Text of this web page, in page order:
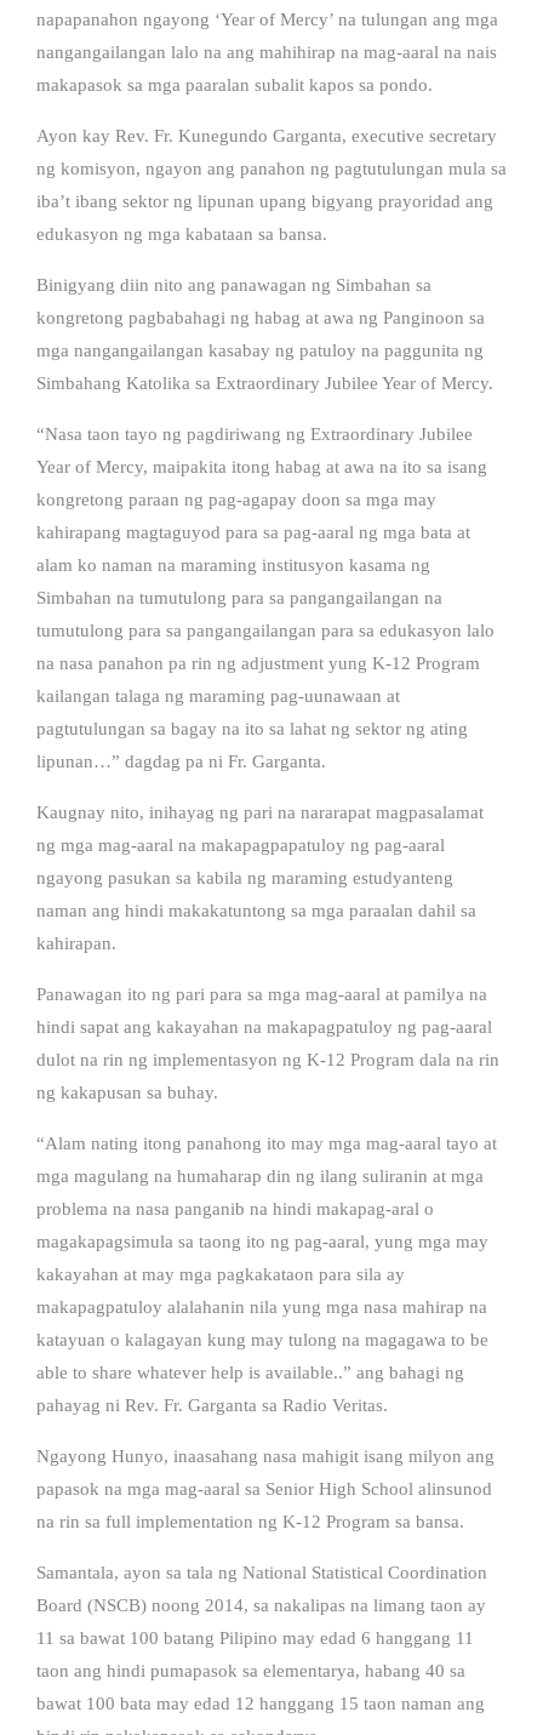
napapanahon ngayong ‘Year of Mercy’ na tulungan ang mga
nangangailangan lalo na ang mahihirap na mag-aaral na nais
makapasok sa mga paaralan subalit kapos sa pondo.
Ayon kay Rev. Fr. Kunegundo Garganta, executive secretary
ng komisyon, ngayon ang panahon ng pagtutulungan mula sa
iba’t ibang sektor ng lipunan upang bigyang prayoridad ang
edukasyon ng mga kabataan sa bansa.
Binigyang diin nito ang panawagan ng Simbahan sa
kongretong pagbabahagi ng habag at awa ng Panginoon sa
mga nangangailangan kasabay ng patuloy na paggunita ng
Simbahang Katolika sa Extraordinary Jubilee Year of Mercy.
“Nasa taon tayo ng pagdiriwang ng Extraordinary Jubilee
Year of Mercy, maipakita itong habag at awa na ito sa isang
kongretong paraan ng pag-agapay doon sa mga may
kahirapang magtaguyod para sa pag-aaral ng mga bata at
alam ko naman na maraming institusyon kasama ng
Simbahan na tumutulong para sa pangangailangan na
tumutulong para sa pangangailangan para sa edukasyon lalo
na nasa panahon pa rin ng adjustment yung K-12 Program
kailangan talaga ng maraming pag-uunawaan at
pagtutulungan sa bagay na ito sa lahat ng sektor ng ating
lipunan…” dagdag pa ni Fr. Garganta.
Kaugnay nito, inihayag ng pari na nararapat magpasalamat
ng mga mag-aaral na makapagpapatuloy ng pag-aaral
ngayong pasukan sa kabila ng maraming estudyanteng
naman ang hindi makakatuntong sa mga paraalan dahil sa
kahirapan.
Panawagan ito ng pari para sa mga mag-aaral at pamilya na
hindi sapat ang kakayahan na makapagpatuloy ng pag-aaral
dulot na rin ng implementasyon ng K-12 Program dala na rin
ng kakapusan sa buhay.
“Alam nating itong panahong ito may mga mag-aaral tayo at
mga magulang na humaharap din ng ilang suliranin at mga
problema na nasa panganib na hindi makapag-aral o
magakapagsimula sa taong ito ng pag-aaral, yung mga may
kakayahan at may mga pagkakataon para sila ay
makapagpatuloy alalahanin nila yung mga nasa mahirap na
katayuan o kalagayan kung may tulong na magagawa to be
able to share whatever help is available..” ang bahagi ng
pahayag ni Rev. Fr. Garganta sa Radio Veritas.
Ngayong Hunyo, inaasahang nasa mahigit isang milyon ang
papasok na mga mag-aaral sa Senior High School alinsunod
na rin sa full implementation ng K-12 Program sa bansa.
Samantala, ayon sa tala ng National Statistical Coordination
Board (NSCB) noong 2014, sa nakalipas na limang taon ay
11 sa bawat 100 batang Pilipino may edad 6 hanggang 11
taon ang hindi pumapasok sa elementarya, habang 40 sa
bawat 100 bata may edad 12 hanggang 15 taon naman ang